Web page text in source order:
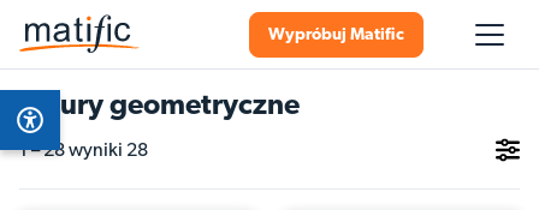
Wypróbuj Matific
Figury geometryczne
1 – 28 wyniki 28